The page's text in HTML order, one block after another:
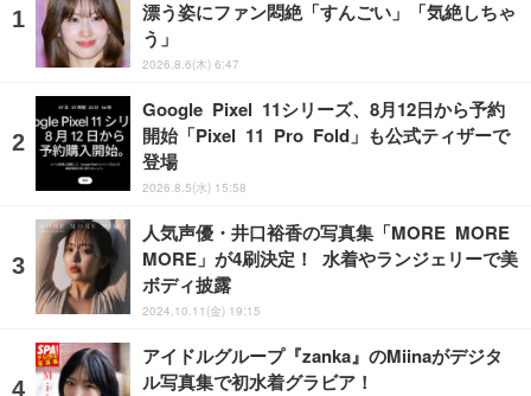
漂う姿にファン悶絶「すんごい」「気絶しちゃ
う」
2026.8.6(木) 6:47
Google Pixel 11シリーズ、8月12日から予約
開始「Pixel 11 Pro Fold」も公式ティザーで
登場
2026.8.5(水) 15:58
人気声優・井口裕香の写真集「MORE MORE
MORE」が4刷決定！ 水着やランジェリーで美
ボディ披露
2024.10.11(金) 19:15
アイドルグループ『zanka』のMiinaがデジタ
ル写真集で初水着グラビア！